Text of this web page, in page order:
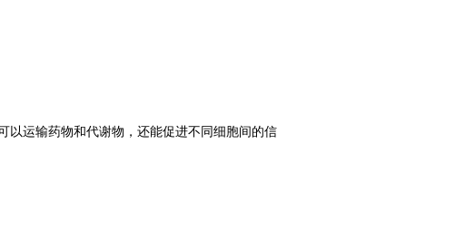
以运输药物和代谢物，还能促进不同细胞间的信